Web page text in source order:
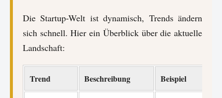
Die Startup-Welt ist dynamisch, Trends ändern
sich schnell. Hier ein Überblick über die aktuelle
Landschaft:
Trend Beschreibung Beispiel